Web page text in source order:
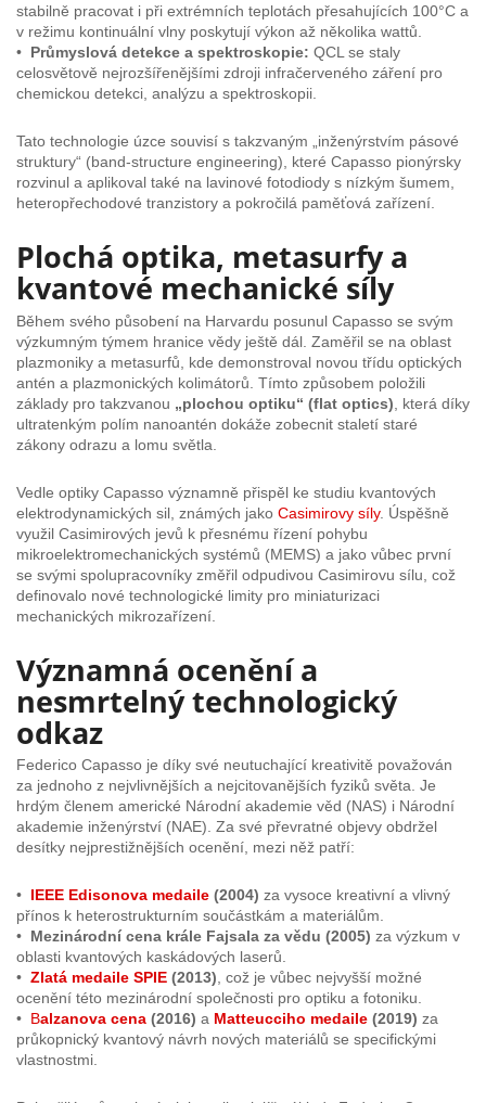
stabilně pracovat i při extrémních teplotách přesahujících 100°C a
v režimu kontinuální vlny poskytují výkon až několika wattů.
• Průmyslová detekce a spektroskopie: QCL se staly
celosvětově nejrozšířenějšími zdroji infračerveného záření pro
chemickou detekci, analýzu a spektroskopii.
Tato technologie úzce souvisí s takzvaným „inženýrstvím pásové
struktury“ (band-structure engineering), které Capasso pionýrsky
rozvinul a aplikoval také na lavinové fotodiody s nízkým šumem,
heteropřechodové tranzistory a pokročilá paměťová zařízení.
Plochá optika, metasurfy a
kvantové mechanické síly
Během svého působení na Harvardu posunul Capasso se svým
výzkumným týmem hranice vědy ještě dál. Zaměřil se na oblast
plazmoniky a metasurfů, kde demonstroval novou třídu optických
antén a plazmonických kolimátorů. Tímto způsobem položili
základy pro takzvanou „plochou optiku“ (flat optics) , která díky
ultratenkým polím nanoantén dokáže zobecnit staletí staré
zákony odrazu a lomu světla.
Vedle optiky Capasso významně přispěl ke studiu kvantových
elektrodynamických sil, známých jako Casimirovy síly. Úspěšně
využil Casimirových jevů k přesnému řízení pohybu
mikroelektromechanických systémů (MEMS) a jako vůbec první
se svými spolupracovníky změřil odpudivou Casimirovu sílu, což
definovalo nové technologické limity pro miniaturizaci
mechanických mikrozařízení.
Významná ocenění a
nesmrtelný technologický
odkaz
Federico Capasso je díky své neutuchající kreativitě považován
za jednoho z nejvlivnějších a nejcitovanějších fyziků světa. Je
hrdým členem americké Národní akademie věd (NAS) i Národní
akademie inženýrství (NAE). Za své převratné objevy obdržel
desítky nejprestižnějších ocenění, mezi něž patří:
• IEEE Edisonova medaile (2004) za vysoce kreativní a vlivný
přínos k heterostrukturním součástkám a materiálům.
• Mezinárodní cena krále Fajsala za vědu (2005) za výzkum v
oblasti kvantových kaskádových laserů.
• Zlatá medaile SPIE (2013) , což je vůbec nejvyšší možné
ocenění této mezinárodní společnosti pro optiku a fotoniku.
• Balzanova cena (2016) a Matteucciho medaile (2019) za
průkopnický kvantový návrh nových materiálů se specifickými
vlastnostmi.